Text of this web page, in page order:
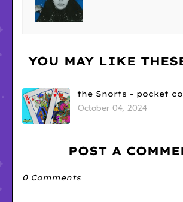
YOU MAY LIKE
the Snorts - pocket
October 04, 2024
POST A
0 Comments